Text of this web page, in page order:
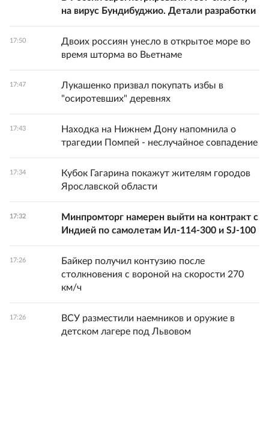
на вирус Бундибуджио. Детали разработки
17:50
Двоих россиян унесло в открытое море во
время шторма во Вьетнаме
17:47
Лукашенко призвал покупать избы в
"осиротевших" деревнях
17:43
Находка на Нижнем Дону напомнила о
трагедии Помпей - неслучайное совпадение
17:34
Кубок Гагарина покажут жителям городов
Ярославской области
17:32
Минпромторг намерен выйти на контракт с
Индией по самолетам Ил-114-300 и SJ-100
17:26
Байкер получил контузию после
столкновения с вороной на скорости 270
км/ч
17:26
ВСУ разместили наемников и оружие в
детском лагере под Львовом